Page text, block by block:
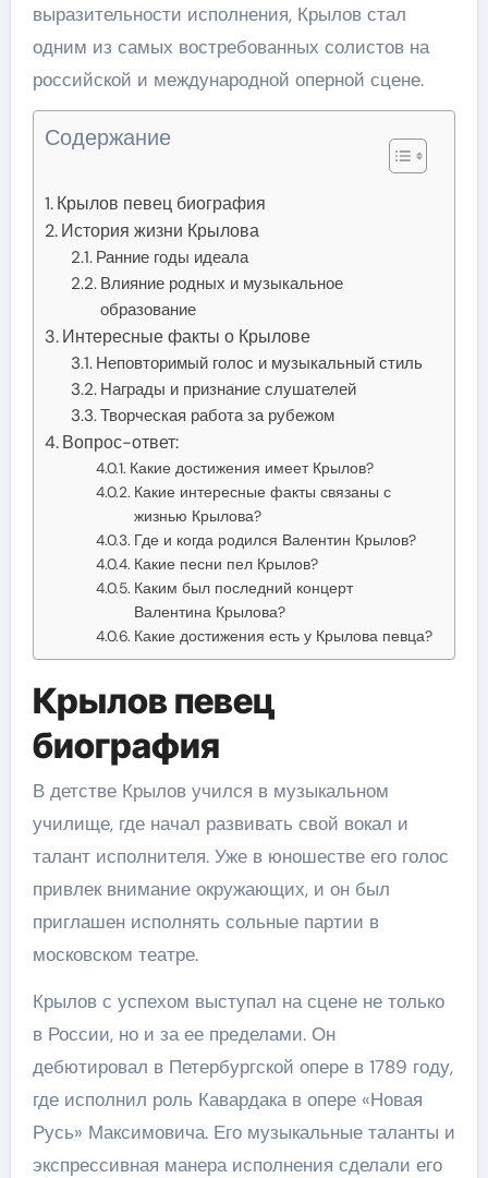
выразительности исполнения, Крылов стал
одним из самых востребованных солистов на
российской и международной оперной сцене.
Содержание
Крылов певец биография
История жизни Крылова
Ранние годы идеала
Влияние родных и музыкальное
образование
Интересные факты о Крылове
Неповторимый голос и музыкальный стиль
Награды и признание слушателей
Творческая работа за рубежом
Вопрос-ответ:
Какие достижения имеет Крылов?
Какие интересные факты связаны с
жизнью Крылова?
Где и когда родился Валентин Крылов?
Какие песни пел Крылов?
Каким был последний концерт
Валентина Крылова?
Какие достижения есть у Крылова певца?
Крылов певец
биография
В детстве Крылов учился в музыкальном
училище, где начал развивать свой вокал и
талант исполнителя. Уже в юношестве его голос
привлек внимание окружающих, и он был
приглашен исполнять сольные партии в
московском театре.
Крылов с успехом выступал на сцене не только
в России, но и за ее пределами. Он
дебютировал в Петербургской опере в 1789 году,
где исполнил роль Кавардака в опере «Новая
Русь» Максимовича. Его музыкальные таланты и
экспрессивная манера исполнения сделали его